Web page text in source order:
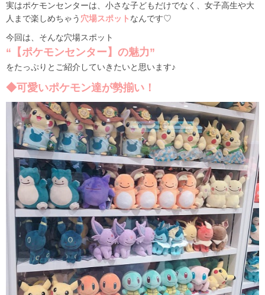
実はポケモンセンターは、小さな子どもだけでなく、女子高生や大
人まで楽しめちゃう 穴場スポット なんです♡
今回は、そんな穴場スポット
“【ポケモンセンター】の魅力”
をたっぷりとご紹介していきたいと思います♪
◆可愛いポケモン達が勢揃い！